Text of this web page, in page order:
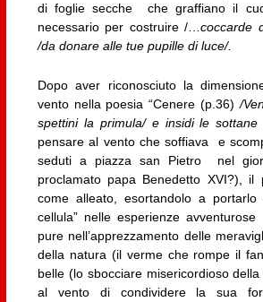
di foglie secche che graffiano il
necessario per costruire /…coccarde
/da donare alle tue pupille di luce/.
Dopo aver riconosciuto la
vento nella poesia “Cenere (p.36)/
spettini la primula/ e insidi le
pensare al vento che soffiava e
seduti a piazza san Pietro nel
proclamato papa Benedetto XVI?), il
come alleato, esortandolo a portarlo
cellula” nelle esperienze
pure nell’apprezzamento delle
della natura (il verme che rompe il
belle (lo sbocciare misericordioso
al vento di condividere la sua